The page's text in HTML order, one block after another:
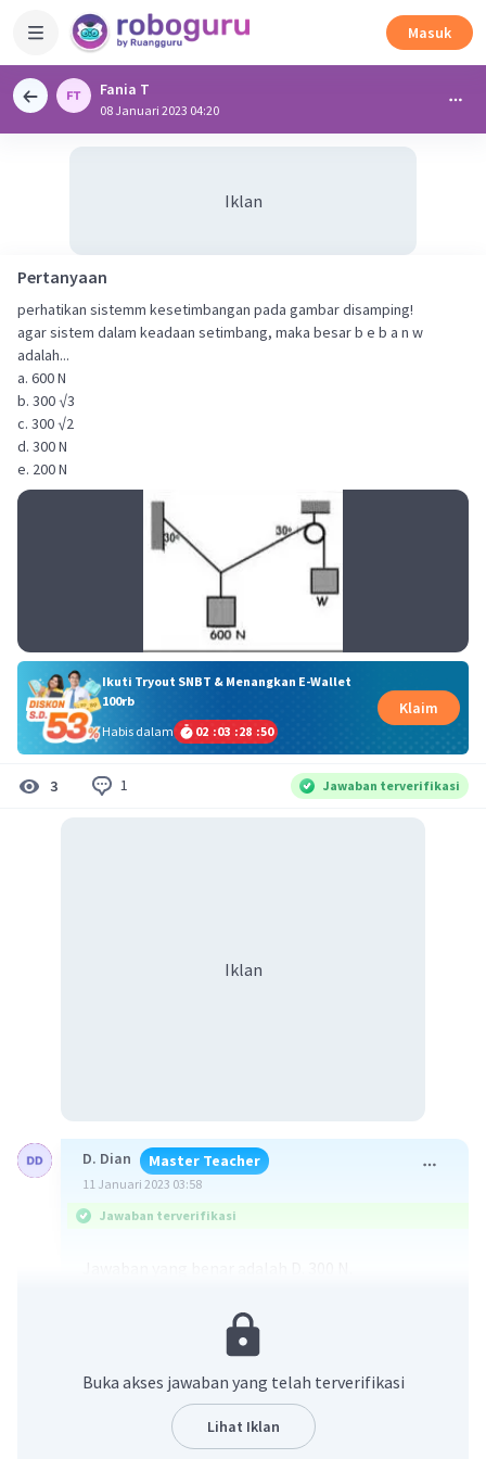
Masuk
Fania T
08 Januari 2023 04:20
Iklan
Pertanyaan
perhatikan sistemm kesetimbangan pada gambar disamping!
agar sistem dalam keadaan setimbang, maka besar b e b a n w
adalah...
a. 600 N
b. 300 √3
c. 300 √2
d. 300 N
Ikuti Tryout SNBT & Menangkan E-Wallet
100rb
Habis dalam
02 :03 :28 :49
Klaim
3 1 Jawaban terverifikasi
Iklan
D. Dian Master Teacher
11 Januari 2023 03:58
Jawaban terverifikasi
θ2 = 30°
Buka akses jawaban yang telah terverifikasi
Lihat Iklan